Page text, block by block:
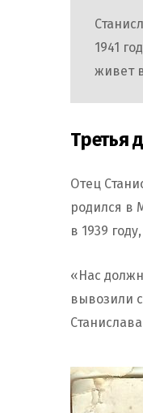
1941
живет
Третья
Отец
родился в
в 1939
«Нас
вывозили